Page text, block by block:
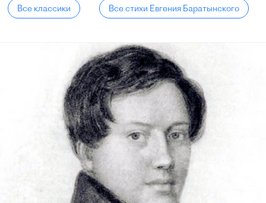
Все классики Все стихи Евгения Баратынского